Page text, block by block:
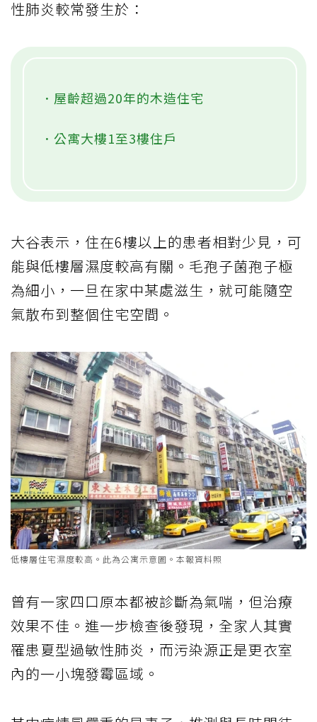
性肺炎較常發生於：
．屋齡超過20年的木造住宅
．公寓大樓1至3樓住戶
大谷表示，住在6樓以上的患者相對少見，可
能與低樓層濕度較高有關。毛孢子菌孢子極
為細小，一旦在家中某處滋生，就可能隨空
氣散布到整個住宅空間。
低樓層住宅濕度較高。此為公寓示意圖。本報資料照
曾有一家四口原本都被診斷為氣喘，但治療
效果不佳。進一步檢查後發現，全家人其實
罹患夏型過敏性肺炎，而污染源正是更衣室
內的一小塊發霉區域。